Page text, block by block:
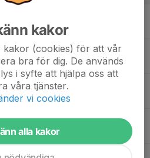
kakor
kakor (cookies) för att vår
bra för dig. De används
i syfte att hjälpa oss att
våra tjänster.
vi cookies
alla kakor